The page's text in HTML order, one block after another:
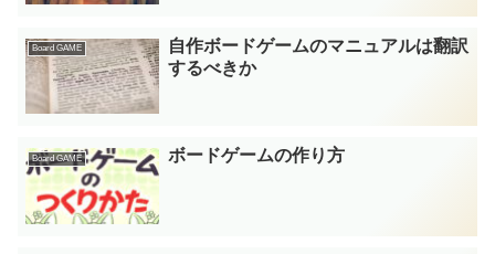
Board GAME
自作ボードゲームのマニュアルは翻訳
するべきか
Board GAME ボードゲームの作り方